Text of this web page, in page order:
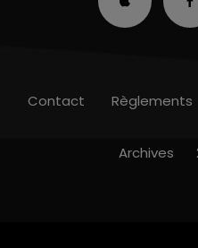
Contact Règlements
Archives